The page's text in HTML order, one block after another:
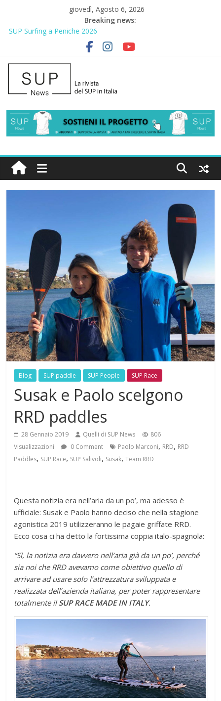
giovedì, Agosto 6, 2026
Breaking news:
SUP Surfing a Peniche 2026
AirSUP a Gallico: prima storica gara per Reggio Calabria
Gallico Paddle Fest 2026: sul lungomare di Gallico torna la festa
del SUP
Porto Selvaggio, a lezione di soccorso con la giornata della
prevenzione
2° Urban Sup Trophy: la regata solidale per lo IOR
Blog SUP paddle SUP People SUP Race
Susak e Paolo scelgono
RRD paddles
28 Gennaio 2019 Quelli di SUP News
806
Visualizzazioni
0 Comment Paolo Marconi, RRD, RRD
Paddles, SUP Race, SUP Salivoli, Susak,Team RRD
Questa notizia era nell’aria da un po’, ma adesso è
ufficiale: Susak e Paolo hanno deciso che nella stagione
agonistica 2019 utilizzeranno le pagaie griffate RRD.
Ecco cosa ci ha detto la fortissima coppia italo-spagnola:
“Sì, la notizia era davvero nell’aria già da un po’, perché
sia noi che RRD avevamo come obiettivo quello di
arrivare ad usare solo l’attrezzatura sviluppata e
realizzata dell’azienda italiana, per poter rappresentare
totalmente il SUP RACE MADE IN ITALY.